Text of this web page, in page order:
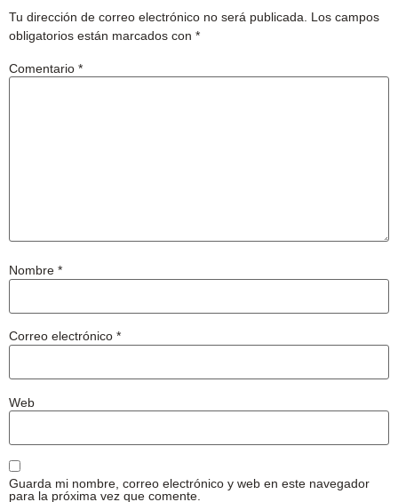
Tu dirección de correo electrónico no será publicada.
Los campos
obligatorios están marcados con *
Comentario *
Nombre *
Correo electrónico *
Web
Guarda mi nombre, correo electrónico y web en este navegador
para la próxima vez que comente.